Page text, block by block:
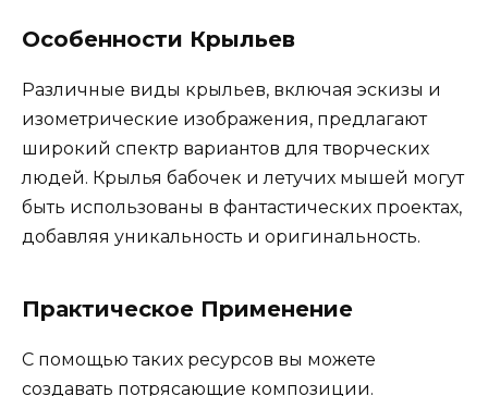
Особенности Крыльев
Различные виды крыльев, включая эскизы и
изометрические изображения, предлагают
широкий спектр вариантов для творческих
людей. Крылья бабочек и летучих мышей могут
быть использованы в фантастических проектах,
добавляя уникальность и оригинальность.
Практическое Применение
С помощью таких ресурсов вы можете
создавать потрясающие композиции.